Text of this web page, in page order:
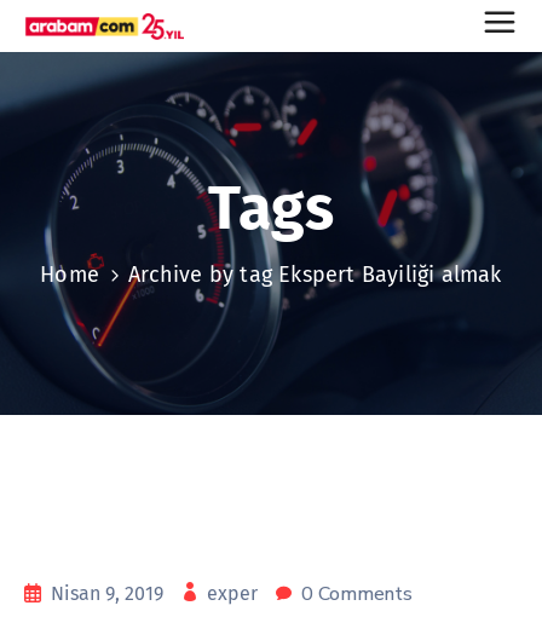
Tags
Home Archive by tag Ekspert Bayiliği almak
Nisan 9, 2019 exper 0 Comments